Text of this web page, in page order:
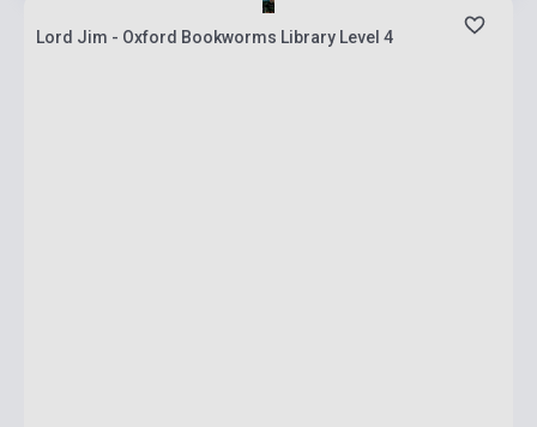
Lord Jim - Oxford Bookworms Library Level 4